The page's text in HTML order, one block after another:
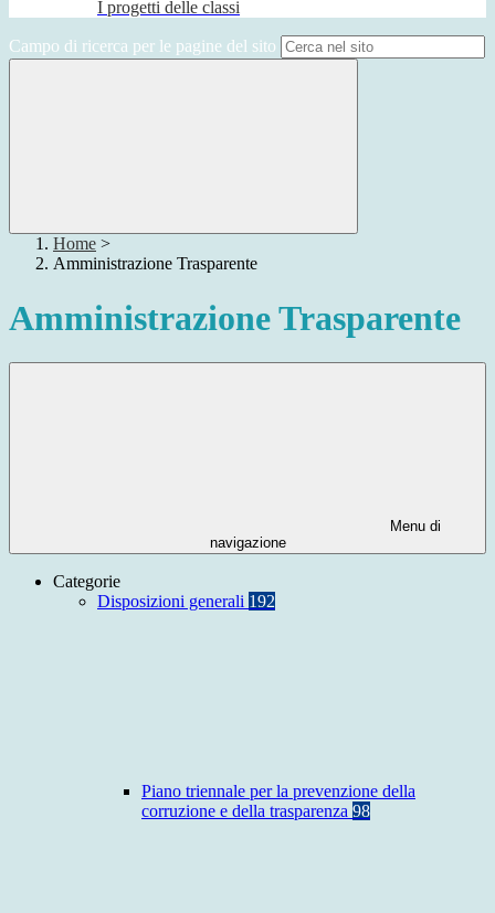
I progetti delle classi
Campo di ricerca per le pagine del sito
Home >
Amministrazione Trasparente
Amministrazione Trasparente
Menu di
navigazione
Categorie
Disposizioni generali 192
Piano triennale per la prevenzione della
corruzione e della trasparenza 98